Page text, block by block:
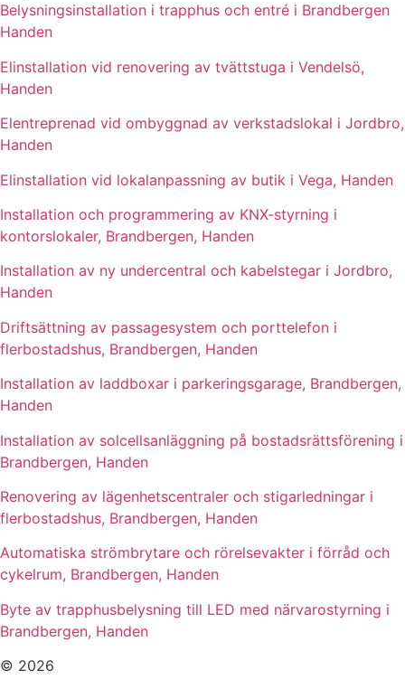
Belysningsinstallation i trapphus och entré i Brandbergen
Handen
Elinstallation vid renovering av tvättstuga i Vendelsö,
Handen
Elentreprenad vid ombyggnad av verkstadslokal i Jordbro,
Handen
Elinstallation vid lokalanpassning av butik i Vega, Handen
Installation och programmering av KNX-styrning i
kontorslokaler, Brandbergen, Handen
Installation av ny undercentral och kabelstegar i Jordbro,
Handen
Driftsättning av passagesystem och porttelefon i
flerbostadshus, Brandbergen, Handen
Installation av laddboxar i parkeringsgarage, Brandbergen,
Handen
Installation av solcellsanläggning på bostadsrättsförening i
Brandbergen, Handen
Renovering av lägenhetscentraler och stigarledningar i
flerbostadshus, Brandbergen, Handen
Automatiska strömbrytare och rörelsevakter i förråd och
cykelrum, Brandbergen, Handen
Byte av trapphusbelysning till LED med närvarostyrning i
Brandbergen, Handen
© 2026